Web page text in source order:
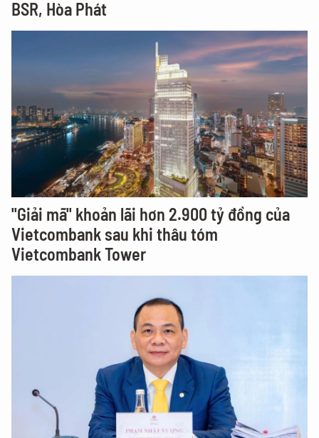
BSR, Hòa Phát
"Giải mã" khoản lãi hơn 2.900 tỷ đồng của
Vietcombank sau khi thâu tóm
Vietcombank Tower